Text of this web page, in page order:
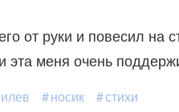
от руки и повесил на
эта меня очень
носик стихи